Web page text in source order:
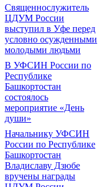
Священнослужитель
ЦДУМ России
выступил в Уфе перед
условно осужденными
молодыми людьми
В УФСИН России по
Республике
Башкортостан
состоялось
мероприятие «День
души»
Начальнику УФСИН
России по Республике
Башкортостан
Владиславу Дзюбе
вручены награды